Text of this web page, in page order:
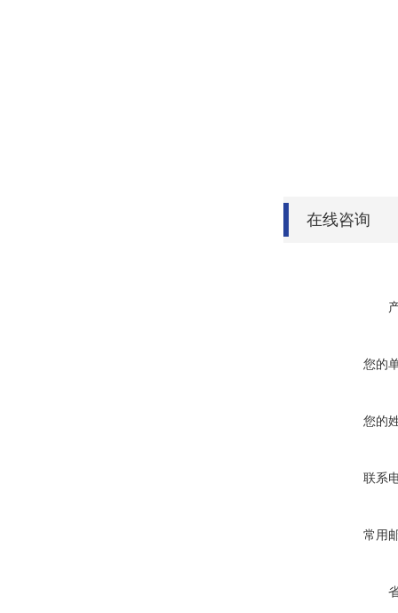
在线咨询
您的
您的
联系
常用